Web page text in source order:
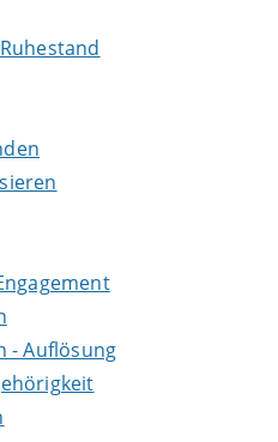
- Auflösung